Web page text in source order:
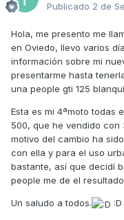
Publicado 2 de
Hola, me presento me
en Oviedo, llevo varios
información sobre mi
presentarme hasta
una people gti 125
Esta es mi 4ªmoto todas
500, que he vendido con
motivo del cambio ha
con ella y para el uso
bastante, así que decidí
people me de el
Un saludo a todos. :D